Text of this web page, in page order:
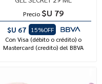
Precio $U 79
$U 67
15%OFF
Con Visa (débito o crédito) o
Mastercard (credito) del BBVA